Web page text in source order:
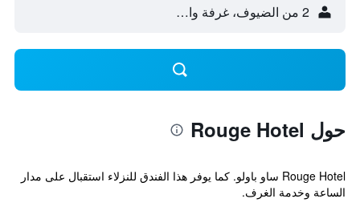
2 من الضيوف، غرفة واحدة
حول Rouge Hotel
Rouge Hotel ساو باولو. كما يوفر هذا الفندق للنزلاء استقبال على مدار
الساعة وخدمة الغرف.